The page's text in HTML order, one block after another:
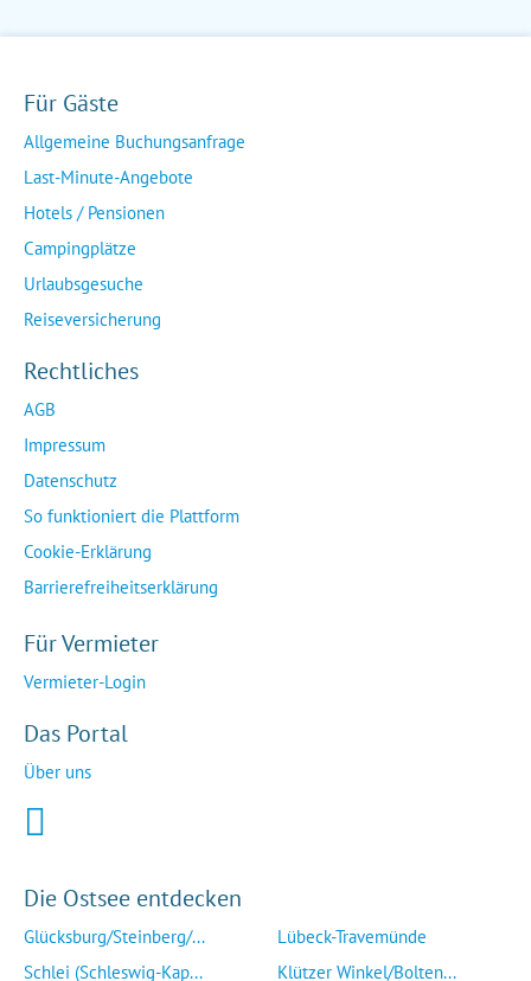
Für Gäste
Allgemeine Buchungsanfrage
Last-Minute-Angebote
Hotels / Pensionen
Campingplätze
Urlaubsgesuche
Reiseversicherung
Rechtliches
AGB
Impressum
Datenschutz
So funktioniert die Plattform
Cookie-Erklärung
Barrierefreiheitserklärung
Für Vermieter
Vermieter-Login
Das Portal
Über uns
Die Ostsee entdecken
Glücksburg/Steinberg/...
Schlei (Schleswig-Kap...
Lübeck-Travemünde
Klützer Winkel/Bolten...